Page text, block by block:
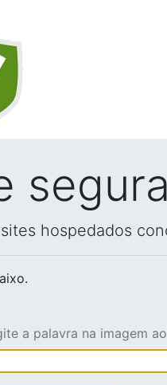
hospedados
a palavra na imagem